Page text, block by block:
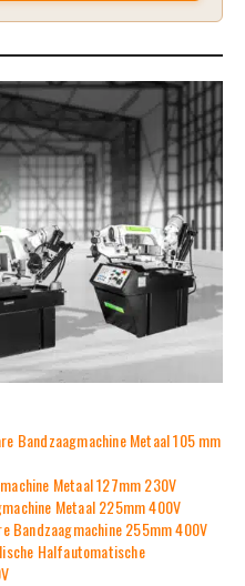
Bandzaagmachine Metaal 105 mm
Metaal 127mm 230V
Metaal 225mm 400V
Bandzaagmachine 255mm 400V
Halfautomatische